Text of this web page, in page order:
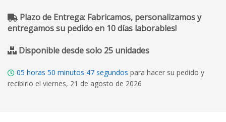
Plazo de Entrega: Fabricamos, personalizamos y
entregamos su pedido en 10 días laborables!
Disponible desde solo 25 unidades
05 horas 50 minutos 46 segundos para hacer su pedido y
recibirlo el viernes, 21 de agosto de 2026